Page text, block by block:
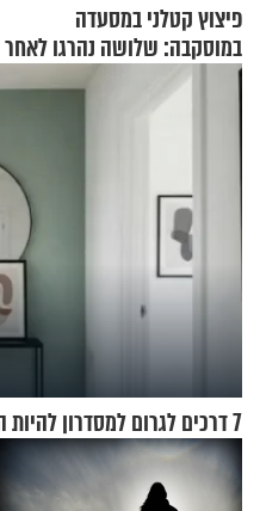
פיצוץ קטלני במסעדה
במוסקבה: שלושה נהרגו לאחר
שמטען שנשאה אישה התפוצץ
7 דרכים לגרום למסדרון להיות החלל הכי מפתיע בבית